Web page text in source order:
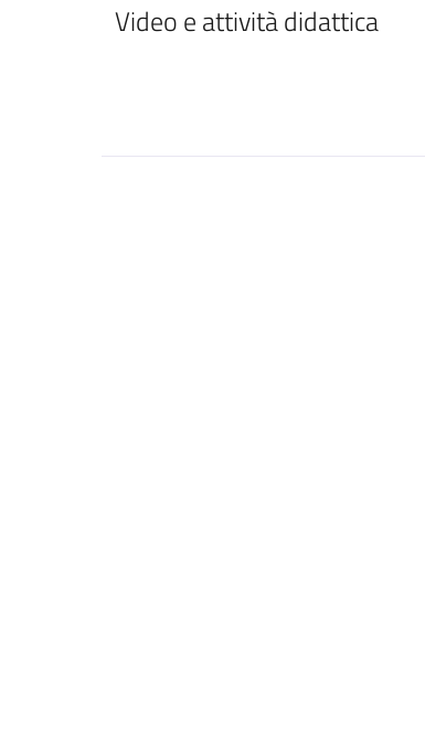
Video e attività didattica